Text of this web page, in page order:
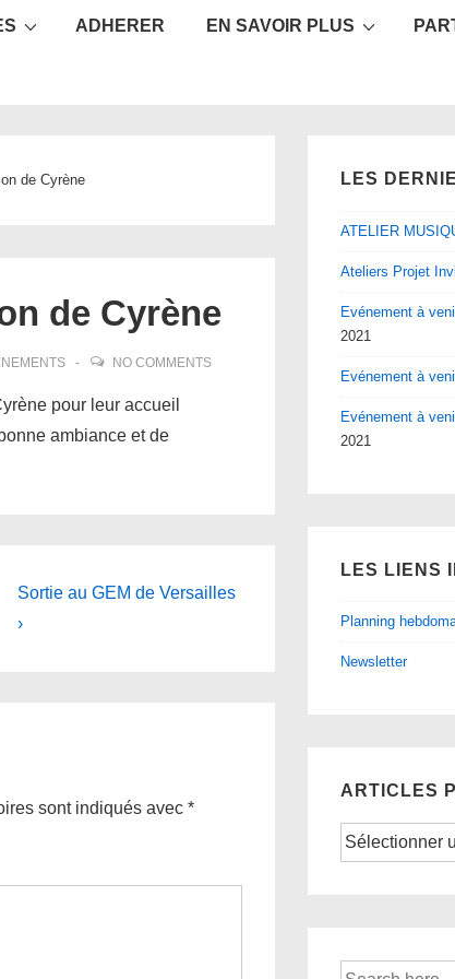
ADHERER EN SAVOIR PLUS
de Cyrène
de Cyrène
NO COMMENTS
pour leur accueil
ambiance et de
Next
Post
Sortie au GEM de Versailles
›
sont indiqués avec *
LES
ATELIER
Ateliers Projet
Evénement à
2021
Evénement à
Evénement à
2021
LES LIENS
Planning
Newsletter
ARTICLES
Articles
Recherche